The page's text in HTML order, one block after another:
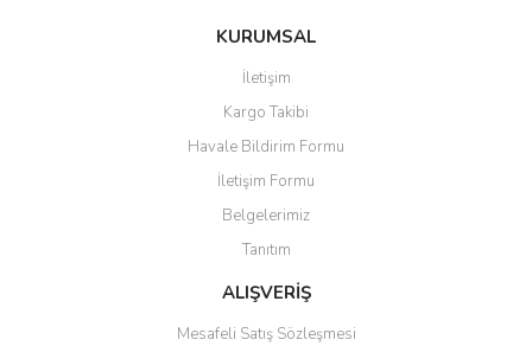
KURUMSAL
İletişim
Kargo Takibi
Havale Bildirim Formu
İletişim Formu
Belgelerimiz
Tanıtım
ALIŞVERİŞ
Mesafeli Satış Sözleşmesi